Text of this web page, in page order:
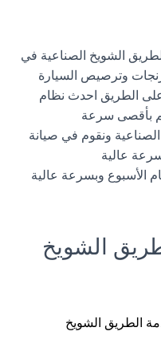
الشويخ الصناعية في
رنجات وترصيص السيارة
الطريق احدث نظام
ونقوم في صيانة
عالية
الأسبوع وبسرعة عالية
الشويخ
الطريق الشويخ